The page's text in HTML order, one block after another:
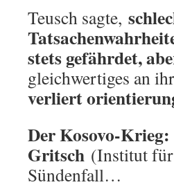
Teusch sagte,
stets gefährdet,
gleichwertiges an
verliert
Der Kosovo-
Gritsch (Institut
Sündenfall…